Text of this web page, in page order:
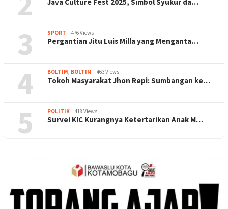
3 SPORT 476 Views
Pergantian Jitu Luis Milla yang Menganta…
4 BOLTIM, BOLTIM 463 Views
Tokoh Masyarakat Jhon Repi: Sumbangan ke…
5 POLITIK 418 Views
Survei KIC Kurangnya Ketertarikan Anak M…